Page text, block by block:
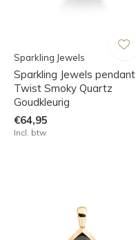
Sparkling Jewels
Sparkling Jewels pendant
Twist Smoky Quartz
Goudkleurig
€64,95
Incl. btw